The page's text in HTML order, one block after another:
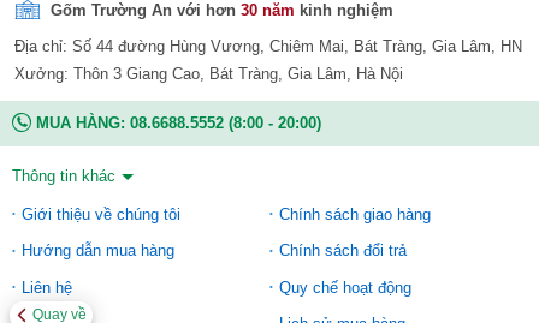
Gốm Trường An với hơn 30 năm kinh nghiệm
Địa chỉ: Số 44 đường Hùng Vương, Chiêm Mai, Bát Tràng, Gia Lâm, HN
Xưởng: Thôn 3 Giang Cao, Bát Tràng, Gia Lâm, Hà Nội
MUA HÀNG: 08.6688.5552 (8:00 - 20:00)
Thông tin khác
Giới thiệu về chúng tôi Chính sách giao hàng
Hướng dẫn mua hàng Chính sách đổi trả
Liên hệ Quy chế hoạt động
Quay về